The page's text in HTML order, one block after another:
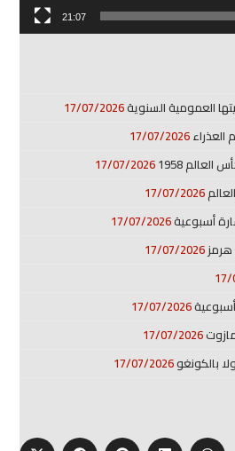
21:07
العمومية السنوية17/07/2026
العذراء17/07/2026
1958
17/07/2026
17/07/2026
أسبوعية17/07/2026
17/07/2026
17/07/2026
17/07/2026
بالكونغو17/07/2026